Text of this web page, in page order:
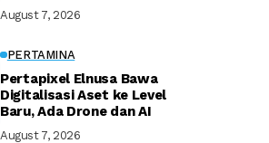
August 7, 2026
PERTAMINA
Pertapixel Elnusa Bawa
Digitalisasi Aset ke Level
Baru, Ada Drone dan AI
August 7, 2026